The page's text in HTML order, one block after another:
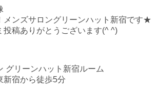
メンズサロングリーンハット新宿です★
投稿ありがとうございます(^ ^)
グリーンハット新宿ルーム
新宿から徒歩5分